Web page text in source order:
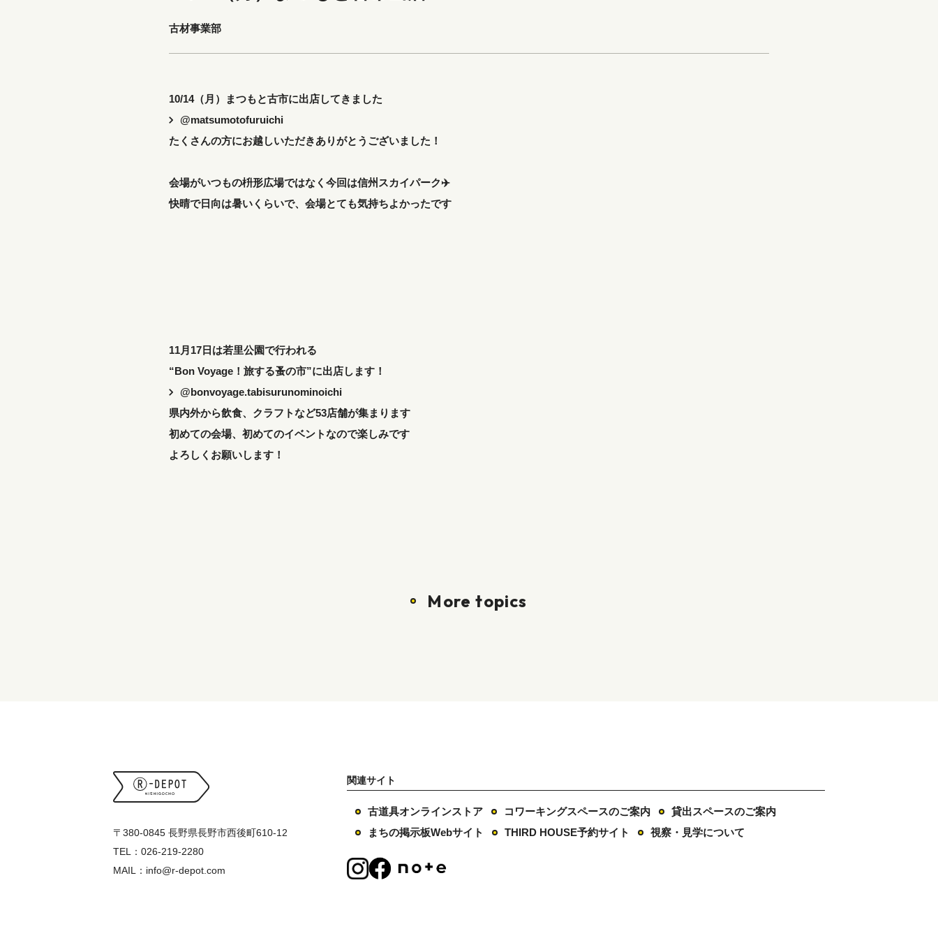
古材事業部
10/14（月）まつもと古市に出店してきました
@matsumotofuruichi
たくさんの方にお越しいただきありがとうございました！
会場がいつもの枡形広場ではなく今回は信州スカイパーク✈️
快晴で日向は暑いくらいで、会場とても気持ちよかったです
11月17日は若里公園で行われる
“Bon Voyage！旅する蚤の市”に出店します！
@bonvoyage.tabisurunominoichi
県内外から飲食、クラフトなど53店舗が集まります
初めての会場、初めてのイベントなので楽しみです
よろしくお願いします！
More topics
〒380-0845 長野県長野市西後町610-12
TEL：026-219-2280
MAIL：info@r-depot.com
関連サイト
古道具オンラインストア コワーキングスペースのご案内
貸出スペースのご案内
まちの掲示板Webサイト
THIRD HOUSE予約サイト 視察・見学について